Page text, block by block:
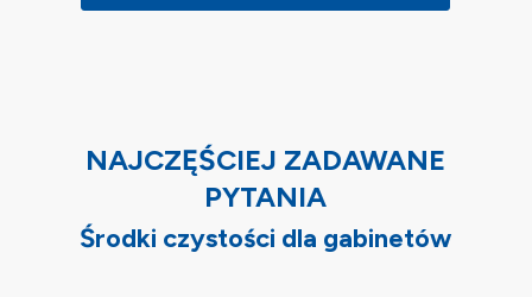
NAJCZĘŚCIEJ ZADAWANE
PYTANIA
Środki czystości dla gabinetów